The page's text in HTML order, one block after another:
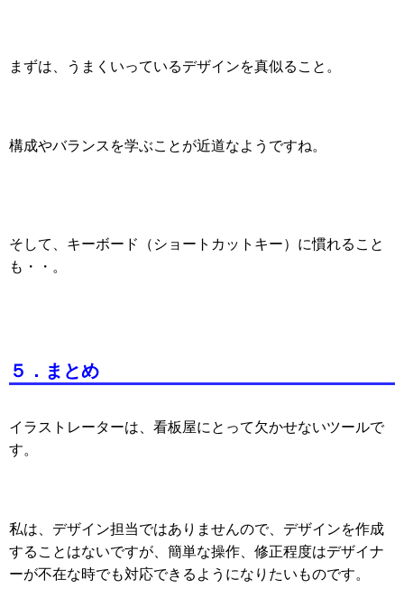
まずは、うまくいっているデザインを真似ること。
構成やバランスを学ぶことが近道なようですね。
そして、キーボード（ショートカットキー）に慣れること
も・・。
５．まとめ
イラストレーターは、看板屋にとって欠かせないツールで
す。
私は、デザイン担当ではありませんので、デザインを作成
することはないですが、 簡単な操作、修正程度はデザイナ
ーが不在な時でも対応できるようになりたいものです。